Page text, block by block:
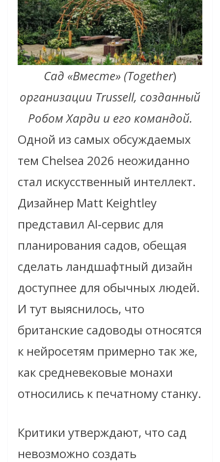
Сад «Вместе» (Together)
организации Trussell, созданный
Робом Харди и его командой.
Одной из самых обсуждаемых
тем Chelsea 2026 неожиданно
стал искусственный интеллект.
Дизайнер Matt Keightley
представил AI‑сервис для
планирования садов, обещая
сделать ландшафтный дизайн
доступнее для обычных людей.
И тут выяснилось, что
британские садоводы относятся
к нейросетям примерно так же,
как средневековые монахи
относились к печатному станку.
Критики утверждают, что сад
невозможно создать